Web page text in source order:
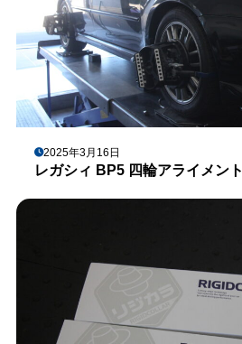
2025年3月16日
レガシィ BP5 四輪アライメント